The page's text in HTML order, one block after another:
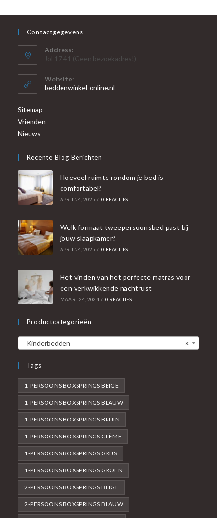
Contactgegevens
Address:
Jol 17 41 (Geen bezoekadres!)
Website:
beddenwinkel-online.nl
Sitemap
Vrienden
Nieuws
Recente Blog Berichten
Hoeveel ruimte rondom je bed is
comfortabel?
APRIL 24, 2025 / 0 REACTIES
Welk formaat tweepersoonsbed past bij
jouw slaapkamer?
APRIL 24, 2025 / 0 REACTIES
Het vinden van het perfecte matras voor
een verkwikkende nachtrust
MAART 24, 2024 / 0 REACTIES
Productcategorieën
×
Kinderbedden
Tags
1-PERSOONS BOXSPRINGS BEIGE
1-PERSOONS BOXSPRINGS BLAUW
1-PERSOONS BOXSPRINGS BRUIN
1-PERSOONS BOXSPRINGS CRÈME
1-PERSOONS BOXSPRINGS GRIJS
1-PERSOONS BOXSPRINGS GROEN
2-PERSOONS BOXSPRINGS BEIGE
2-PERSOONS BOXSPRINGS BLAUW